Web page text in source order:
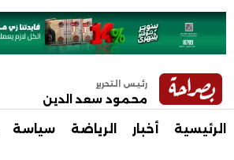
رئيس التحرير
محمود سعد الدين
الرئيسية أخبار الرياضة سياسة